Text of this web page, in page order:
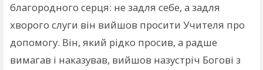
благородного серця: не задля себе, а задля
хворого слуги він вийшов просити Учителя про
допомогу. Він, який рідко просив, а радше
вимагав і наказував, вийшов назустріч Богові з